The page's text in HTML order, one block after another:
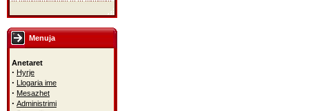
Menuja
Anetaret
· Hyrje
· Llogaria ime
· Mesazhet
· Administrimi